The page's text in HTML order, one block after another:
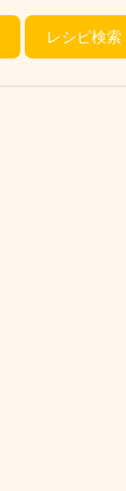
レシピ検索